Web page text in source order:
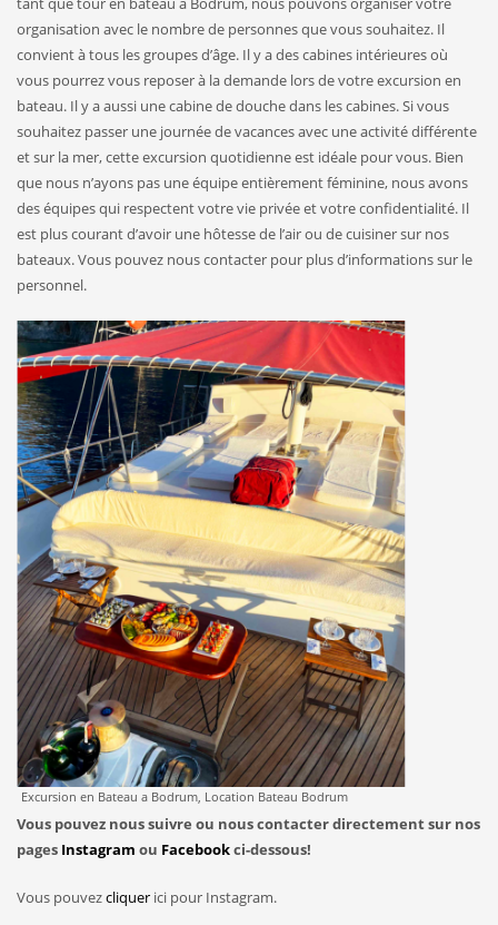
organisation avec le nombre de personnes que vous souhaitez. Il
convient à tous les groupes d’âge. Il y a des cabines intérieures où
vous pourrez vous reposer à la demande lors de votre excursion en
bateau. Il y a aussi une cabine de douche dans les cabines. Si vous
souhaitez passer une journée de vacances avec une activité différente
et sur la mer, cette excursion quotidienne est idéale pour vous. Bien
que nous n’ayons pas une équipe entièrement féminine, nous avons
des équipes qui respectent votre vie privée et votre confidentialité. Il
est plus courant d’avoir une hôtesse de l’air ou de cuisiner sur nos
bateaux. Vous pouvez nous contacter pour plus d’informations sur le
personnel.
Excursion en Bateau a Bodrum, Location Bateau Bodrum
Vous pouvez nous suivre ou nous contacter directement sur nos
pages Instagram ou Facebookci-dessous!
Vous pouvezcliquer ici pour Instagram.